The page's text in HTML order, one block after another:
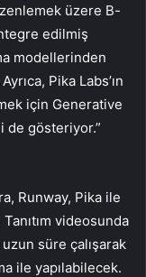
üzere B-
edilmiş
modellerinden
Pika Labs’ın
için Generative
de gösteriyor.”
Runway, Pika ile
videosunda
süre çalışarak
ile yapılabilecek.